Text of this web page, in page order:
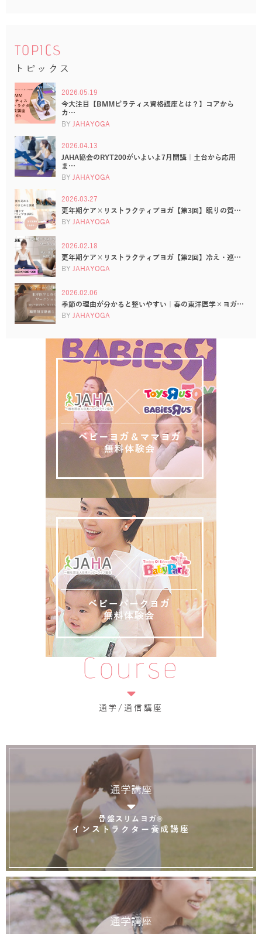
TOPICS
トピックス
2026.05.19
今大注目【BMMピラティス資格講座とは？】コアから
カ…
BY JAHAYOGA
2026.04.13
JAHA協会のRYT200がいよいよ7月開講｜土台から応用
ま…
BY JAHAYOGA
2026.03.27
更年期ケア×リストラクティブヨガ【第3回】眠りの質…
BY JAHAYOGA
2026.02.18
更年期ケア×リストラクティブヨガ【第2回】冷え・巡…
BY JAHAYOGA
2026.02.06
季節の理由が分かると整いやすい｜春の東洋医学×ヨガ…
BY JAHAYOGA
Course
通学/通信講座
通学講座
骨盤スリムヨガ®
インストラクター養成講座
通学講座